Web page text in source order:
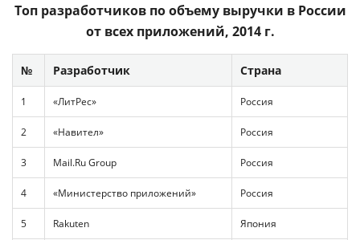
Топ разработчиков по объему выручки в России
от всех приложений, 2014 г.
№ Разработчик Страна
1 «ЛитРес» Россия
2 «Навител» Россия
3 Mail.Ru Group Россия
4 «Министерство приложений» Россия
5 Rakuten Япония